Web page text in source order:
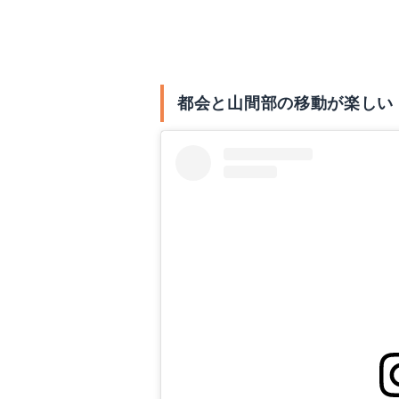
東京でキャンピングカ
都会と山間部の移動が楽しい